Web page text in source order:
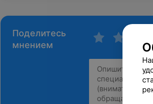
Поделитесь
мнением